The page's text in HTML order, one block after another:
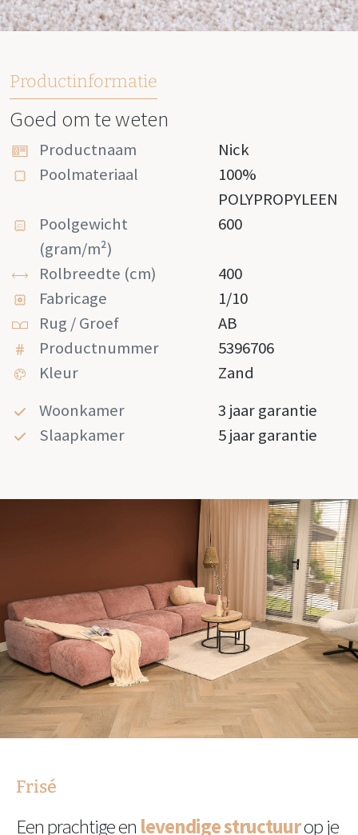
Productinformatie
Goed om te weten
Productnaam
Nick
Poolmateriaal
100%
POLYPROPYLEEN
Poolgewicht
(gram/m²)
600
Rolbreedte (cm)
400
Fabricage
1/10
Rug / Groef
AB
Productnummer
5396706
Kleur
Zand
Woonkamer
3 jaar garantie
Slaapkamer
5 jaar garantie
Frisé
Een prachtige en levendige structuurop je